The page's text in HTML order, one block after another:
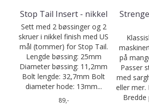
Stop Tail Insert - nikkel
Sett med 2 bøssinger og 2
skruer i nikkel finish med US
mål (tommer) for Stop Tail.
Lengde bøssing: 25mm
Diameter bøssing: 11,2mm
Bolt lengde: 32,7mm Bolt
diameter hode: 13mm...
89,-
på
Passer
med
eller mer.
Bredde